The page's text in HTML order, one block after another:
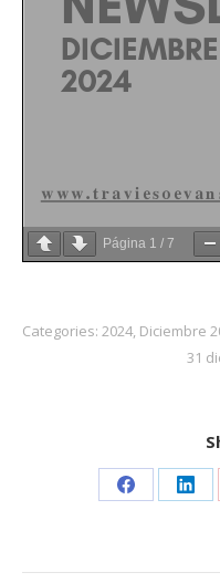
Página 1 / 7
Categories: 2024, Diciembre
31
Share
Facebook